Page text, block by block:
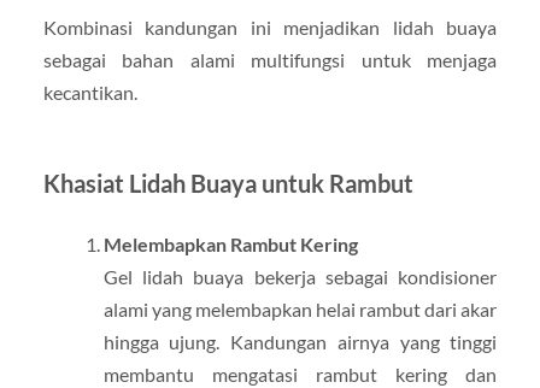
Kombinasi kandungan ini menjadikan lidah buaya
sebagai bahan alami multifungsi untuk menjaga
kecantikan.
Khasiat Lidah Buaya untuk Rambut
Melembapkan Rambut Kering
Gel lidah buaya bekerja sebagai kondisioner
alami yang melembapkan helai rambut dari akar
hingga ujung. Kandungan airnya yang tinggi
membantu mengatasi rambut kering dan